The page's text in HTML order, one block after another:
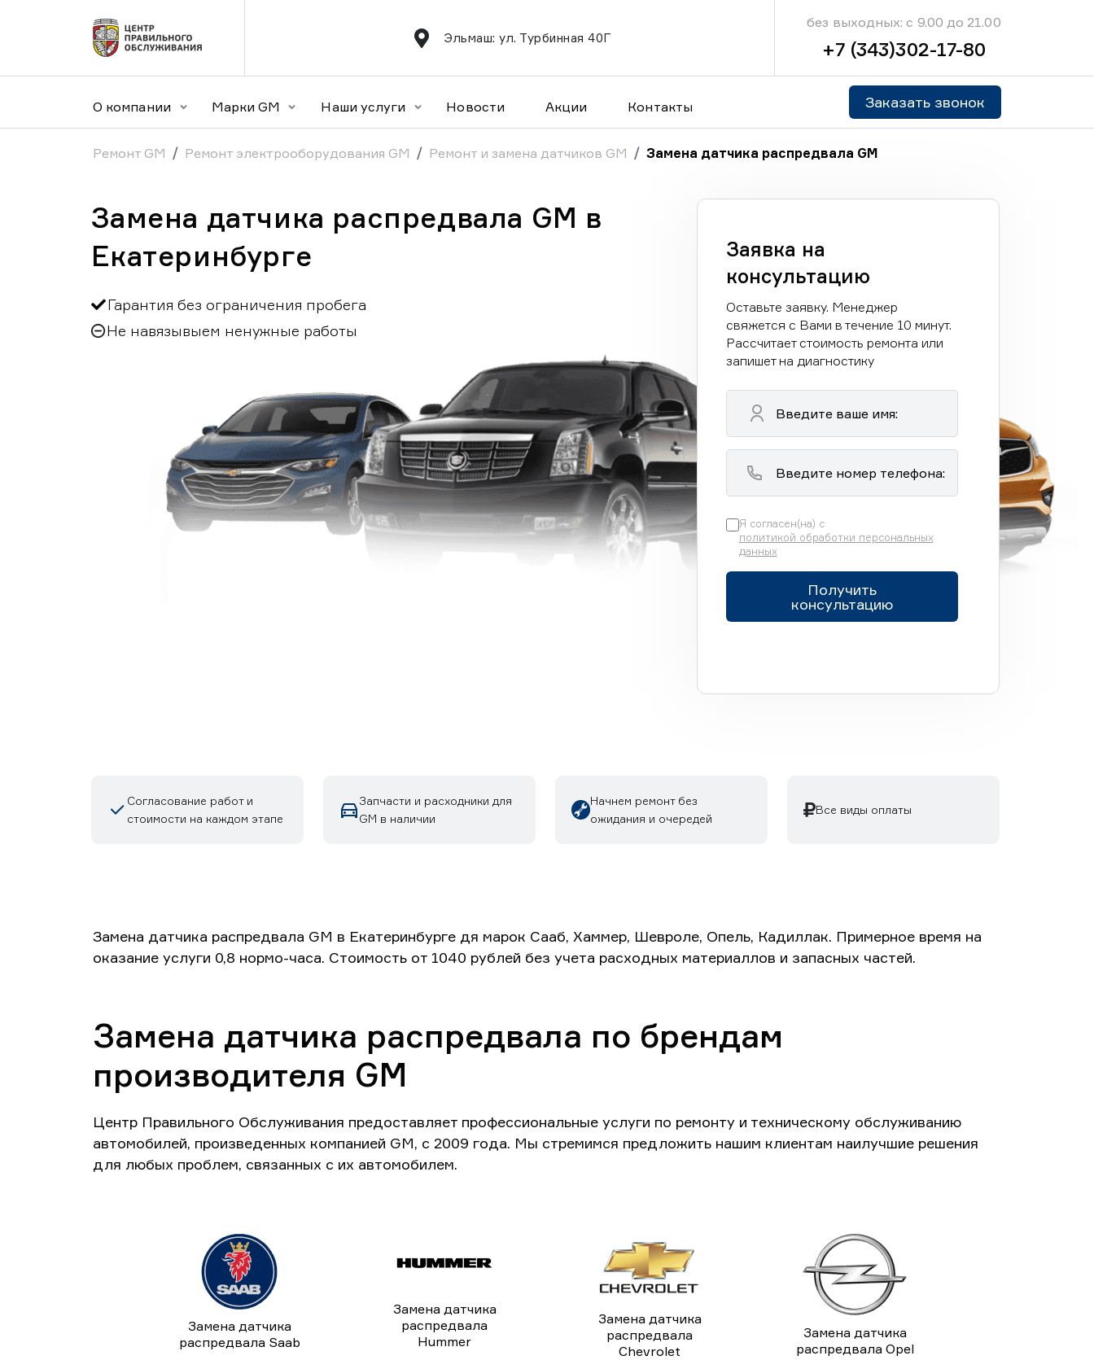
Эльмаш: ул. Турбинная 40Г
без выходных: с 9.00 до 21.00
+7 (343)302-17-80
О компании Марки GM Наши услуги Новости Акции Контакты Заказать звонок
Ремонт GM Ремонт электрооборудования GM Ремонт и замена датчиков GM Замена датчика распредвала GM
Замена датчика распредвала GM в
Екатеринбурге
Гарантия без ограничения пробега
Не навязывыем ненужные работы
Заявка на
консультацию
Оставьте заявку. Менеджер
свяжется с Вами в течение 10 минут.
Рассчитает стоимость ремонта или
запишет на диагностику
Я согласен(на) с
политикой обработки персональных
данных
Получить
консультацию
Согласование работ и
стоимости на каждом этапе
Запчасти и расходники для
GM в наличии
Начнем ремонт без
ожидания и очередей
Все виды оплаты
Замена датчика распредвала GM в Екатеринбурге дя марок Сааб, Хаммер, Шевроле, Опель, Кадиллак. Примерное время на
оказание услуги 0,8 нормо-часа. Стоимость от 1040 рублей без учета расходных материаллов и запасных частей.
Замена датчика распредвала по брендам
производителя GM
Центр Правильного Обслуживания предоставляет профессиональные услуги по ремонту и техническому обслуживанию
автомобилей, произведенных компанией GM, с 2009 года. Мы стремимся предложить нашим клиентам наилучшие решения
для любых проблем, связанных с их автомобилем.
Замена датчика
распредвала Saab
Замена датчика
распредвала
Hummer
Замена датчика
распредвала
Chevrolet
Замена датчика
распредвала Opel